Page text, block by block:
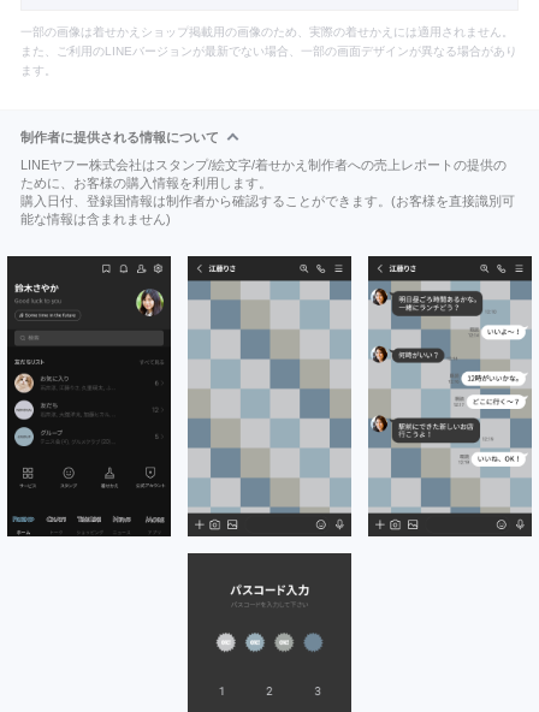
一部の画像は着せかえショップ掲載用の画像のため、実際の着せかえには適用されません。
また、ご利用のLINEバージョンが最新でない場合、一部の画面デザインが異なる場合があり
ます。
制作者に提供される情報について
LINEヤフー株式会社はスタンプ/絵文字/着せかえ制作者への売上レポートの提供の
ために、お客様の購入情報を利用します。
購入日付、登録国情報は制作者から確認することができます。(お客様を直接識別可
能な情報は含まれません)